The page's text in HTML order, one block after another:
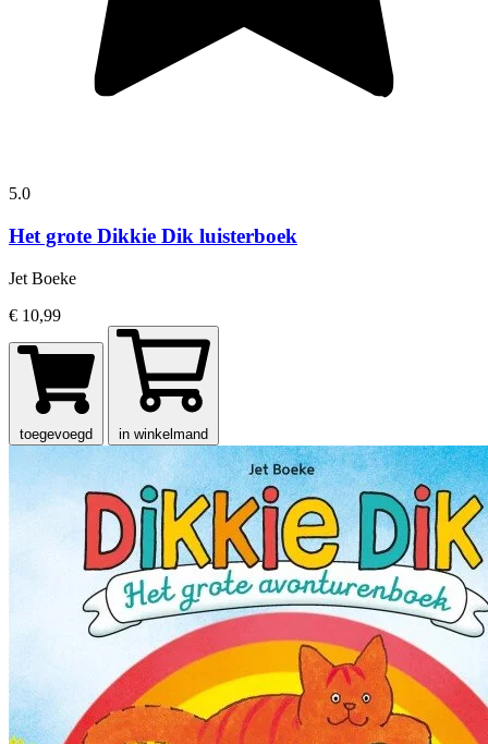
5.0
Het grote Dikkie Dik luisterboek
Jet Boeke
€ 10,99
toegevoegd in winkelmand